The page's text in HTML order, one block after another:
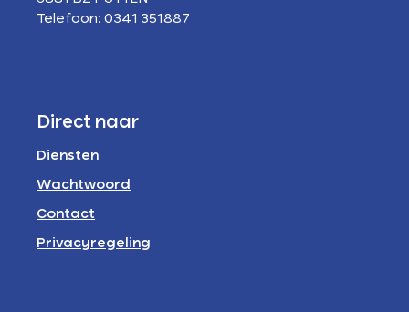
Telefoon: 0341 351887
Direct naar
Diensten
Wachtwoord
Contact
Privacyregeling